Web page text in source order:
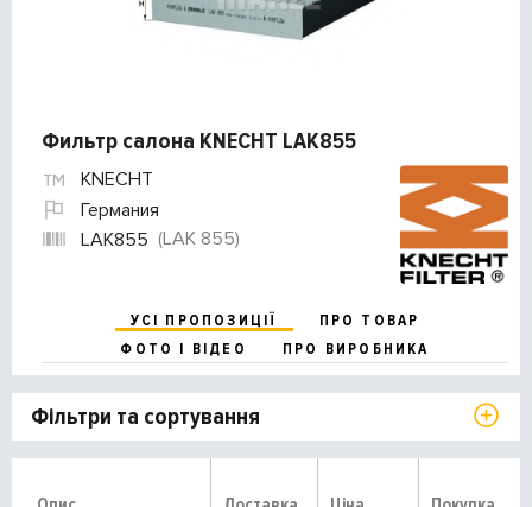
Фильтр салона KNECHT LAK855
KNECHT
Германия
LAK855 (LAK 855)
УСІ ПРОПОЗИЦІЇ
ПРО ТОВАР
ФОТО І ВІДЕО
ПРО ВИРОБНИКА
Фільтри та сортування